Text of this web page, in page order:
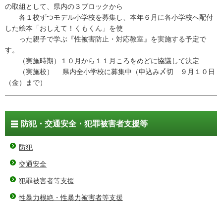
の取組として、県内の３ブロックから
各１校ずつモデル小学校を募集し、本年６月に各小学校へ配付
した絵本「おしえて！くもくん」を使
った親子で学ぶ『性被害防止・対応教室』を実施する予定で
す。
（実施時期）１０月から１１月ころをめどに協議して決定
（実施校） 県内全小学校に募集中（申込み〆切 ９月１０日
（金）まで）
防犯・交通安全・犯罪被害者支援等
防犯
交通安全
犯罪被害者等支援
性暴力根絶・性暴力被害者等支援